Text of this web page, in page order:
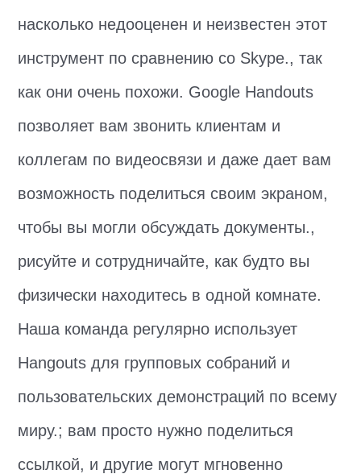
насколько недооценен и неизвестен этот
инструмент по сравнению со Skype., так
как они очень похожи. Google Handouts
позволяет вам звонить клиентам и
коллегам по видеосвязи и даже дает вам
возможность поделиться своим экраном,
чтобы вы могли обсуждать документы.,
рисуйте и сотрудничайте, как будто вы
физически находитесь в одной комнате.
Наша команда регулярно использует
Hangouts для групповых собраний и
пользовательских демонстраций по всему
миру.; вам просто нужно поделиться
ссылкой, и другие могут мгновенно